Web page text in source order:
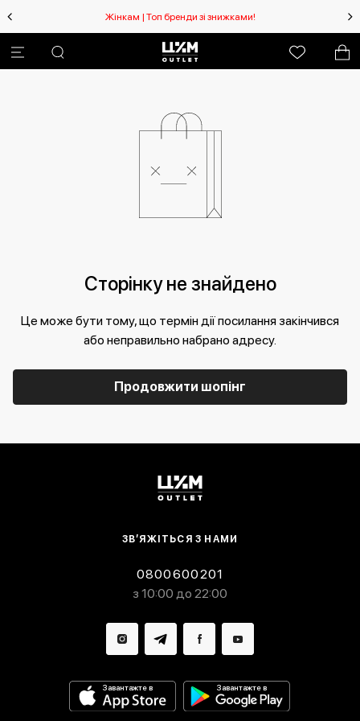
Жінкам | Топ бренди зі знижками!
Сторінку не знайдено
Це може бути тому, що термін дії посилання закінчився
або неправильно набрано адресу.
Продовжити шопінг
ЗВ’ЯЖІТЬСЯ З НАМИ
0800600201
з 10:00 до 22:00
Завантажте в Завантажте в